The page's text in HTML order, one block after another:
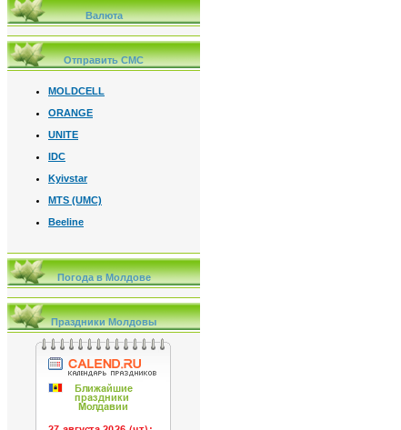
Валюта
Отправить СМС
MOLDCELL
ORANGE
UNITE
IDC
Kyivstar
MTS (UMC)
Beeline
Погода в Молдове
Праздники Молдовы